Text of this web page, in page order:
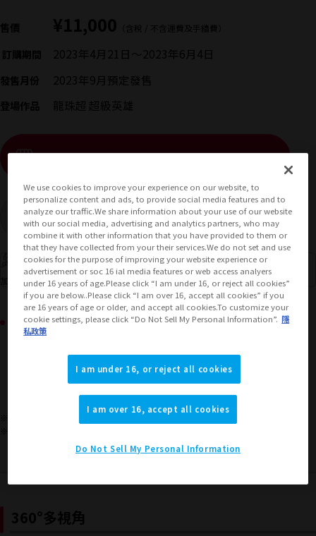
售價 ¥11,000 （含稅 / 不含運費及手續費）
訂購期間 2023年4月21日 〜 2023年6月4日
發售月份 2023年9月 預定發售
登場作品 龍珠超 超級英雄
查看販售網站（顯示彈出視窗）
已結束販售
可獲得的哩程數：110哩
加入CLUB TAMASHII MEMBERS可獲取哩程數並獲得優惠券！前往外部網站（將開啟
可購買的地區
JAPAN
（顯示彈出視窗） ASIA
（顯示彈出視窗） USA
（顯示彈出視窗）
EMEA
（顯示彈出視窗） LATAM
（顯示彈出視窗）
※本商品的適用年齡層為15歲以上人士。
※上述發售資訊僅適用於日本地區，日本以外地區的販售情況，請查詢各地區資訊。
360°多視角
We use cookies to improve your experience on our website, to
personalize content and ads, to provide social media features and to
analyze our traffic.We share information about your use of our website
with our social media, advertising and analytics partners, who may
combine it with other information that you have provided to them or
that they have collected from your their services.We do not set and use
cookies for the purpose of improving your website experience or
advertisement or soc 16 ial media features or web access analyers
under 16 years of age.Please click “I am under 16, or reject all cookies”
if you are below..Please click “I am over 16, accept all cookies” if you
are 16 years of age or older, and accept all cookies.To customize your
cookie settings, please click “Do Not Sell My Personal Information”. 隱
私政策
I am under 16, or reject all cookies
I am over 16, accept all cookies
Do Not Sell My Personal Information